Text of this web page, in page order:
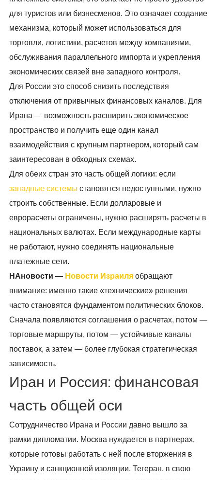
для туристов или бизнесменов. Это означает создание
механизма, который может использоваться для
торговли, логистики, расчетов между компаниями,
обслуживания параллельного импорта и укрепления
экономических связей вне западного контроля.
Для России это способ снизить последствия
отключения от привычных финансовых каналов. Для
Ирана — возможность расширить экономическое
пространство и получить еще один канал
взаимодействия с крупным партнером, который сам
заинтересован в обходных схемах.
Для обеих стран это часть общей логики: если
западные системы становятся недоступными, нужно
строить собственные. Если долларовые и
еврорасчеты ограничены, нужно расширять расчеты в
национальных валютах. Если международные карты
не работают, нужно соединять национальные
платежные сети.
НАновости — Новости Израиля обращают
внимание: именно такие «технические» решения
часто становятся фундаментом политических блоков.
Сначала появляются соглашения о расчетах, потом —
торговые маршруты, потом — устойчивые каналы
поставок, а затем — более глубокая стратегическая
зависимость.
Иран и Россия: финансовая
часть общей оси
Сотрудничество Ирана и России давно вышло за
рамки дипломатии. Москва нуждается в партнерах,
которые готовы работать с ней после вторжения в
Украину и санкционной изоляции. Тегеран, в свою